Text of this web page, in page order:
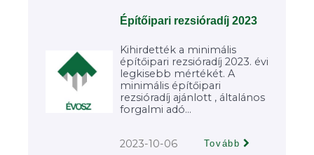
Építőipari rezsióradíj 2023
Kihirdették a minimális
építőipari rezsióradíj 2023. évi
legkisebb mértékét. A
minimális építőipari
rezsióradíj ajánlott , általános
forgalmi adó...
2023-10-06 Tovább